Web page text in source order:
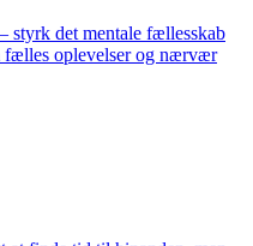
styrk det mentale fællesskab
fælles oplevelser og nærvær